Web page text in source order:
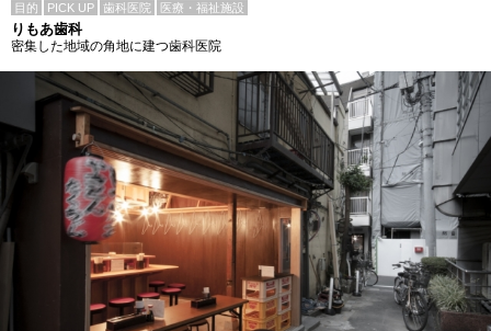
目的 PICK UP 歯科医院 医療・福祉施設
りもあ歯科
密集した地域の角地に建つ歯科医院